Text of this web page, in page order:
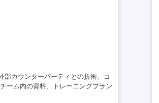
部カウンターパーティとの折衝、コ
ーム内の資料、トレーニングプラン